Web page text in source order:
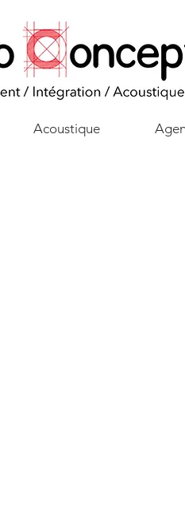
Acoustique